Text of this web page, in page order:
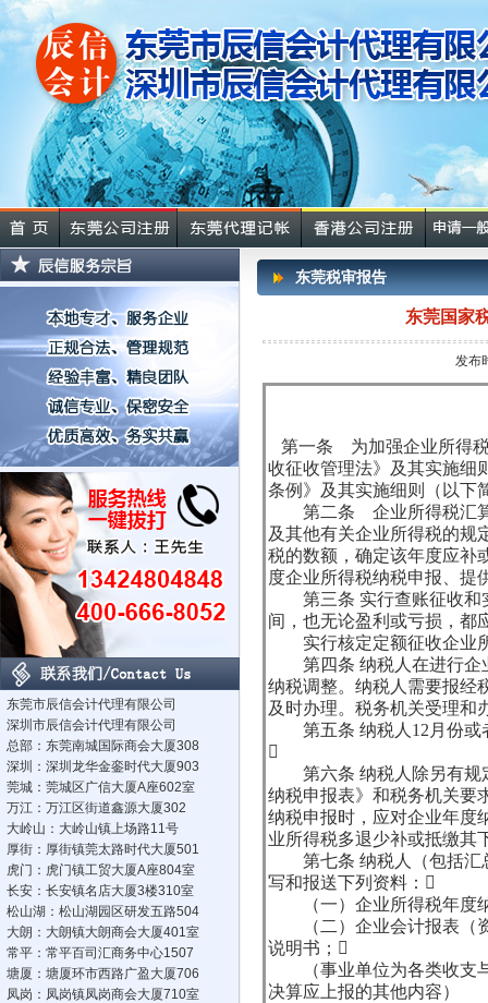
东莞市辰信会计代理有限公司
深圳市辰信会计代理有限公司
总部：东莞南城国际商会大厦308
深圳：深圳龙华金銮时代大厦903
莞城：莞城区广信大厦A座602室
万江：万江区街道鑫源大厦302
大岭山：大岭山镇上场路11号
厚街：厚街镇莞太路时代大厦501
虎门：虎门镇工贸大厦A座804室
长安：长安镇名店大厦3楼310室
松山湖：松山湖园区研发五路504
大朗：大朗镇大朗商会大厦401室
常平：常平百司汇商务中心1507
塘厦：塘厦环市西路广盈大厦706
凤岗：凤岗镇凤岗商会大厦710室
东莞税审报告
东莞国家
发布
第一条 为加强企业所得税
收征收管理法》及其实施细
条例》及其实施细则（以下
第二条 企业所得税汇算
及其他有关企业所得税的规
税的数额，确定该年度应补
度企业所得税纳税申报、提
第三条 实行查账征收和
间，也无论盈利或亏损，都
实行核定定额征收企业所
第四条 纳税人在进行企
纳税调整。纳税人需要报经
及时办理。税务机关受理和
第五条 纳税人12月份或

第六条 纳税人除另有规定
纳税申报表》和税务机关要
纳税申报时，应对企业年度
业所得税多退少补或抵缴其
第七条 纳税人（包括汇
写和报送下列资料：
（一）企业所得税年度
（二）企业会计报表（资
说明书；
（事业单位为各类收支与
决算应上报的其他内容）